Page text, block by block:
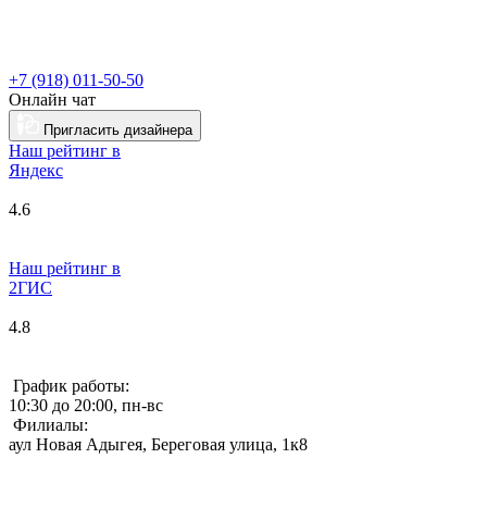
+7 (918) 011-50-50
Онлайн чат
Пригласить дизайнера
Наш рейтинг в
Яндекс
4.6
Наш рейтинг в
2ГИС
4.8
График работы:
10:30 до 20:00, пн-вс
Филиалы:
аул Новая Адыгея, Береговая улица, 1к8